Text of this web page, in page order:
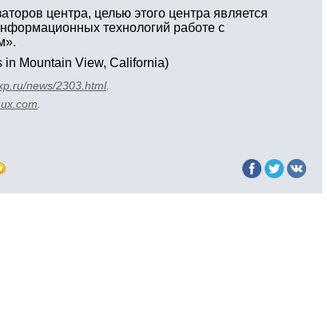
центра, целью этого центра является
технологий работе с
in Mountain View, California)
news/2303.html.